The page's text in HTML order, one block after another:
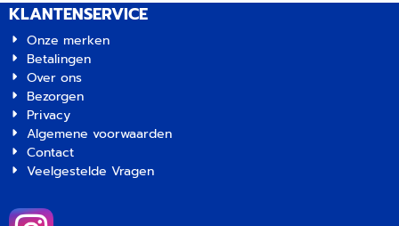
KLANTENSERVICE
Onze merken
Betalingen
Over ons
Bezorgen
Privacy
Algemene voorwaarden
Contact
Veelgestelde Vragen